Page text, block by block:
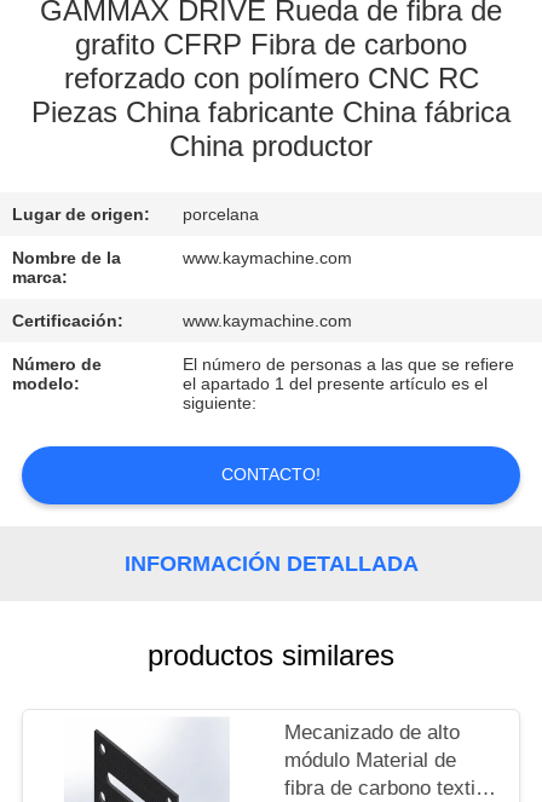
CONTROL
CALIDAD
CONTACTO
NOTICIAS
SOLICITAR
UNA
COTIZACIÓN
MAPA
PRIVACY
POLICY
GAMMAX DRIVE Rueda de fibra de
grafito CFRP Fibra de carbono
reforzado con polímero CNC RC
Piezas China fabricante China fábrica
China productor
Lugar de origen: porcelana
Nombre de la
marca:
www.kaymachine.com
Certificación: www.kaymachine.com
Número de
modelo:
El número de personas a las que se refiere
el apartado 1 del presente artículo es el
siguiente:
CONTACTO!
INFORMACIÓN DETALLADA
productos similares
Mecanizado de alto
módulo Material de
fibra de carbono textil